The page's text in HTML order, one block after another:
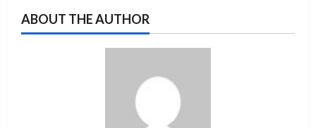
ABOUT THE AUTHOR